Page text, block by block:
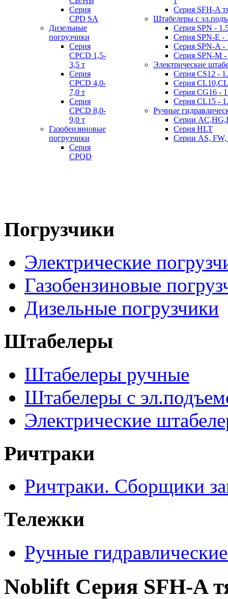
Серия
CPD SA
Дизельные
погрузчики
Серия
CPCD 1,5-
3,5 т
Серия
CPCD 4,0-
7,0 т
Серия
CPCD 8,0-
9,0 т
Газобензиновые
погрузчики
Серия
CPQD
Серия SFH-A
Штабелеры с
Серия SPN -
Серия SPN-E -
Серия SPN-A -
Серия SPN-M -
Электрические
Серия CS12 -
Серия
Серия CG16 -
Серия CL15 -
Ручные
Серии
Серия HLT
Серии AS,
Погрузчики
Электрические
Газобензиновые
Дизельные погрузчики
Штабелеры
Штабелеры ручные
Штабелеры с
Электрические
Ричтраки
Ричтраки. Сборщики
Тележки
Ручные
Noblift Серия SFH-A